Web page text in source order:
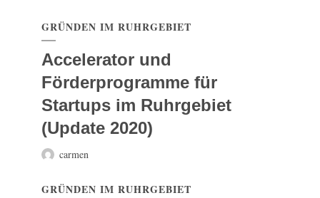
GRÜNDEN IM RUHRGEBIET
Accelerator und
Förderprogramme für
Startups im Ruhrgebiet
(Update 2020)
carmen
GRÜNDEN IM RUHRGEBIET